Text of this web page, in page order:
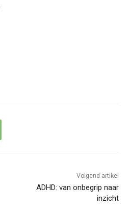
Volgend artikel
ADHD: van onbegrip naar
inzicht